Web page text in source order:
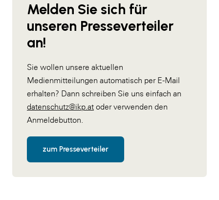
Melden Sie sich für
unseren Presseverteiler
an!
Sie wollen unsere aktuellen
Medienmitteilungen automatisch per E-Mail
erhalten? Dann schreiben Sie uns einfach an
datenschutz@ikp.at oder verwenden den
Anmeldebutton.
zum Presseverteiler